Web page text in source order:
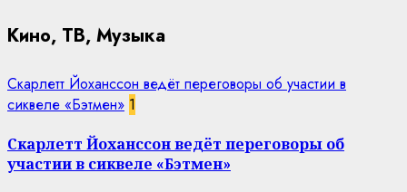
Кино, ТВ, Музыка
Скарлетт Йоханссон ведёт переговоры об участии в
сиквеле «Бэтмен» 1
Скарлетт Йоханссон ведёт переговоры об
участии в сиквеле «Бэтмен»